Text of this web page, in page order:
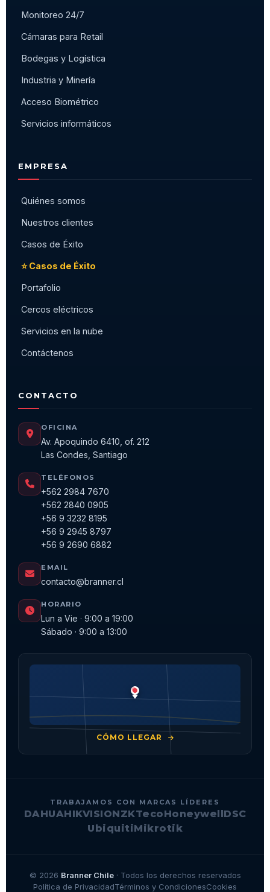
Monitoreo 24/7
Cámaras para Retail
Bodegas y Logística
Industria y Minería
Acceso Biométrico
Servicios informáticos
EMPRESA
Quiénes somos
Nuestros clientes
Casos de Éxito
⭐ Casos de Éxito
Portafolio
Cercos eléctricos
Servicios en la nube
Contáctenos
CONTACTO
OFICINA
Av. Apoquindo 6410, of. 212
Las Condes, Santiago
TELÉFONOS
+562 2984 7670
+562 2840 0905
+56 9 3232 8195
+56 9 2945 8797
+56 9 2690 6882
EMAIL
contacto@branner.cl
HORARIO
Lun a Vie · 9:00 a 19:00
Sábado · 9:00 a 13:00
CÓMO LLEGAR
TRABAJAMOS CON MARCAS LÍDERES
DAHUAHIKVISIONZKTecoHoneywellDSC
UbiquitiMikrotik
© 2026 Branner Chile· Todos los derechos reservados
Política de PrivacidadTérminos y CondicionesCookies